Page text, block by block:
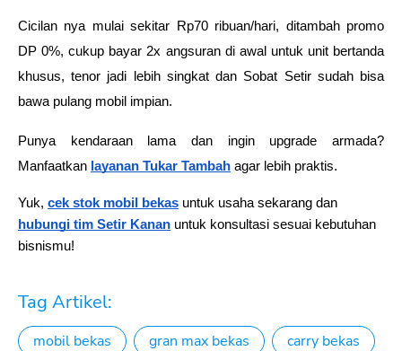
Cicilan nya mulai sekitar Rp70 ribuan/hari, ditambah promo
DP 0%, cukup bayar 2x angsuran di awal untuk unit bertanda
khusus, tenor jadi lebih singkat dan Sobat Setir sudah bisa
bawa pulang mobil impian.
Punya kendaraan lama dan ingin upgrade armada?
Manfaatkan layanan Tukar Tambah agar lebih praktis.
Yuk, cek stok mobil bekas untuk usaha sekarang dan
hubungi tim Setir Kanan untuk konsultasi sesuai kebutuhan
bisnismu!
Tag Artikel:
mobil bekas gran max bekas carry bekas